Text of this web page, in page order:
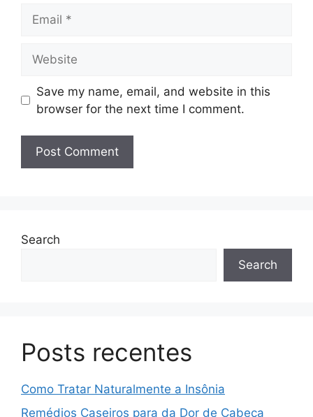
Save my name, email, and website in this
browser for the next time I comment.
Search
Search
Posts recentes
Como Tratar Naturalmente a Insônia
Remédios Caseiros para da Dor de Cabeça